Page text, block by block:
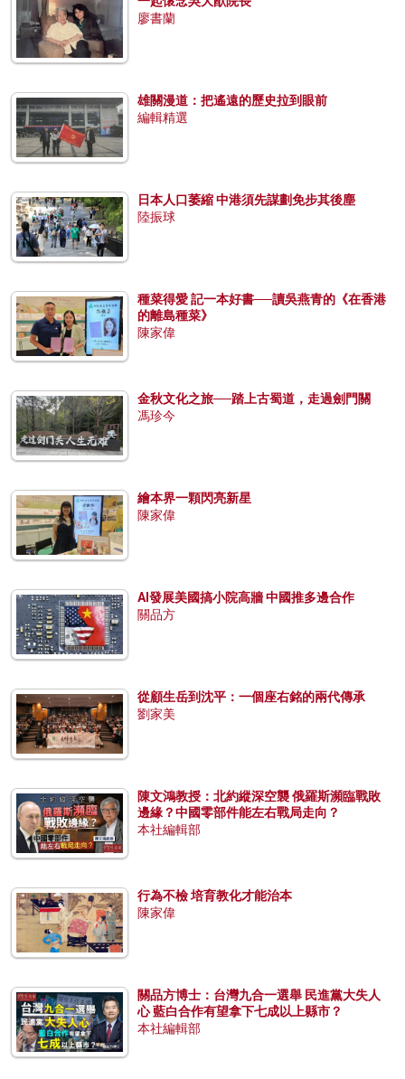
廖書蘭
雄關漫道：把遙遠的歷史拉到眼前
編輯精選
日本人口萎縮 中港須先謀劃免步其後塵
陸振球
種菜得愛 記一本好書──讀吳燕青的《在香港
的離島種菜》
陳家偉
金秋文化之旅──踏上古蜀道，走過劍門關
馮珍今
繪本界一顆閃亮新星
陳家偉
AI發展美國搞小院高牆 中國推多邊合作
關品方
從顧生岳到沈平：一個座右銘的兩代傳承
劉家美
陳文鴻教授：北約縱深空襲 俄羅斯瀕臨戰敗
邊緣？中國零部件能左右戰局走向？
本社編輯部
行為不檢 培育教化才能治本
陳家偉
關品方博士：台灣九合一選舉 民進黨大失人
心 藍白合作有望拿下七成以上縣市？
本社編輯部